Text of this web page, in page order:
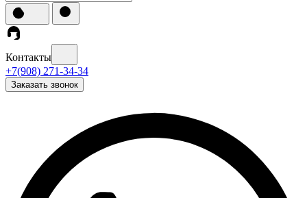
Контакты
+7(908) 271-34-34
Заказать звонок